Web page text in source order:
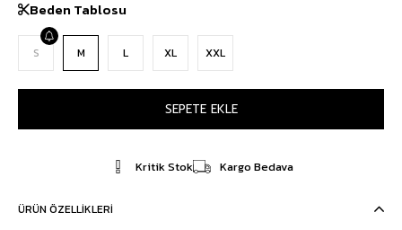
Beden Tablosu
S M L XL XXL
Kritik Stok Kargo Bedava
ÜRÜN ÖZELLIKLERI